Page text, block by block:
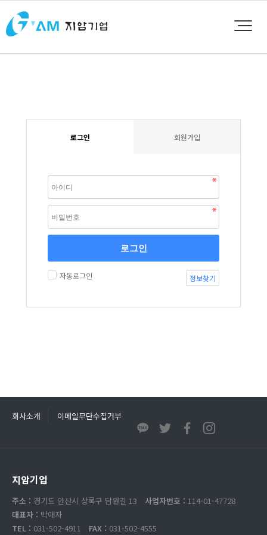
로그인 회원가입
로그인
자동로그인 정보찾기
회사소개 이메일무단수집거부
지암기업
주소 : 경기도 안산시 상록구 담원길 13 사업자번호 : 114-01-47728
대표자 : 박애자
TEL : 031-502-4911 FAX : 031-502-4555